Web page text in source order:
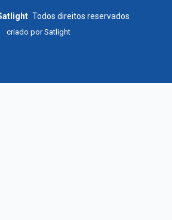
Todos direitos reservados
criado porSatlight